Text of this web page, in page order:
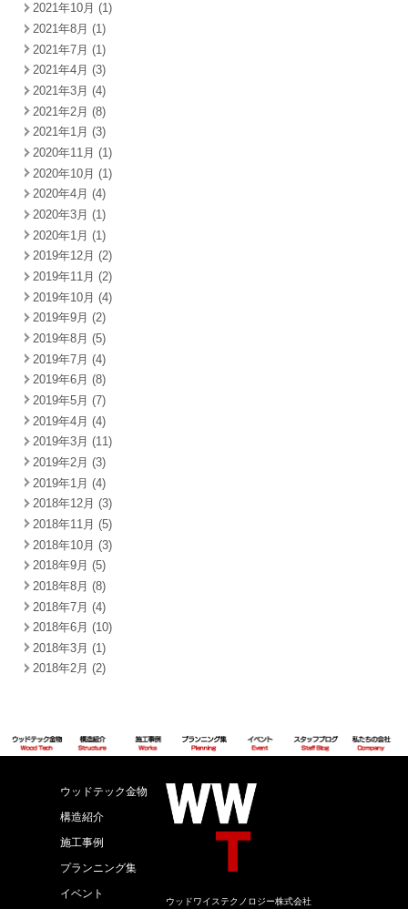
2021年10月 (1)
2021年8月 (1)
2021年7月 (1)
2021年4月 (3)
2021年3月 (4)
2021年2月 (8)
2021年1月 (3)
2020年11月 (1)
2020年10月 (1)
2020年4月 (4)
2020年3月 (1)
2020年1月 (1)
2019年12月 (2)
2019年11月 (2)
2019年10月 (4)
2019年9月 (2)
2019年8月 (5)
2019年7月 (4)
2019年6月 (8)
2019年5月 (7)
2019年4月 (4)
2019年3月 (11)
2019年2月 (3)
2019年1月 (4)
2018年12月 (3)
2018年11月 (5)
2018年10月 (3)
2018年9月 (5)
2018年8月 (8)
2018年7月 (4)
2018年6月 (10)
2018年3月 (1)
2018年2月 (2)
ウッドテック金物
構造紹介
施工事例
プランニング集
イベント
ウッドワイステクノロジー株式会社